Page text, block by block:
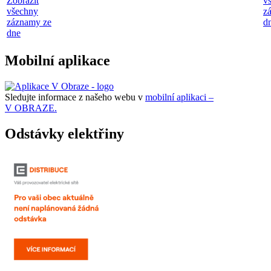
všechny
záznamy ze
dne
Mobilní aplikace
Sledujte informace z našeho webu v mobilní aplikaci –
V OBRAZE.
Odstávky elektřiny